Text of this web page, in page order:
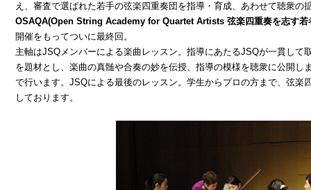
え、審査で選ばれた若手の弦楽四重奏団を指導・育成、あわせて聴衆の
OSAQA(Open String Academy for Quartet Artists 弦楽四重奏を志す若
開催をもってついに最終回。
主軸はJSQメンバーによる楽曲レッスン。指導にあたるJSQが一貫して
を題材とし、楽曲の真髄や合奏の妙を伝授、指導の模様を聴衆に公開し
で行います。JSQによる最後のレッスン。 学生からプロの方まで、弦楽
しております。